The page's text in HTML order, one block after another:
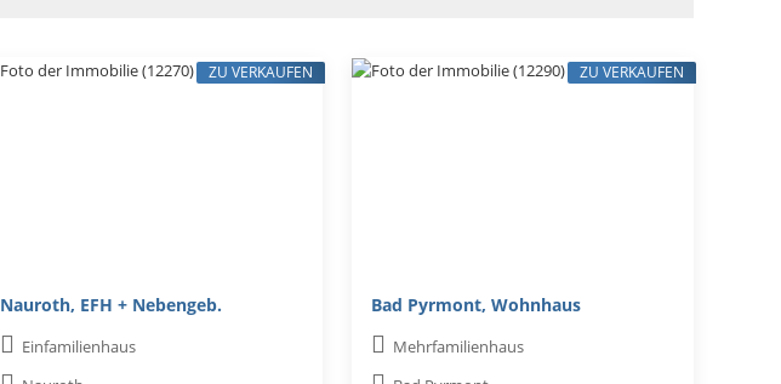
Nauroth, EFH + Nebengeb.
Einfamilienhaus
ZU VERKAUFEN
Bad Pyrmont, Wohnhaus
Mehrfamilienhaus
ZU VERKAUFEN